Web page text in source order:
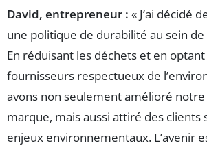
David, entrepreneur : « J’ai décidé
une politique de durabilité au sein
En réduisant les déchets et en
fournisseurs respectueux de
avons non seulement amélioré
marque, mais aussi attiré des clients
enjeux environnementaux. L’avenir